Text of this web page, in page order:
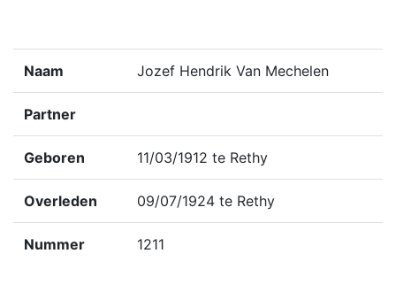
Naam Jozef Hendrik Van Mechelen
Partner
Geboren 11/03/1912 te Rethy
Overleden 09/07/1924 te Rethy
Nummer 1211